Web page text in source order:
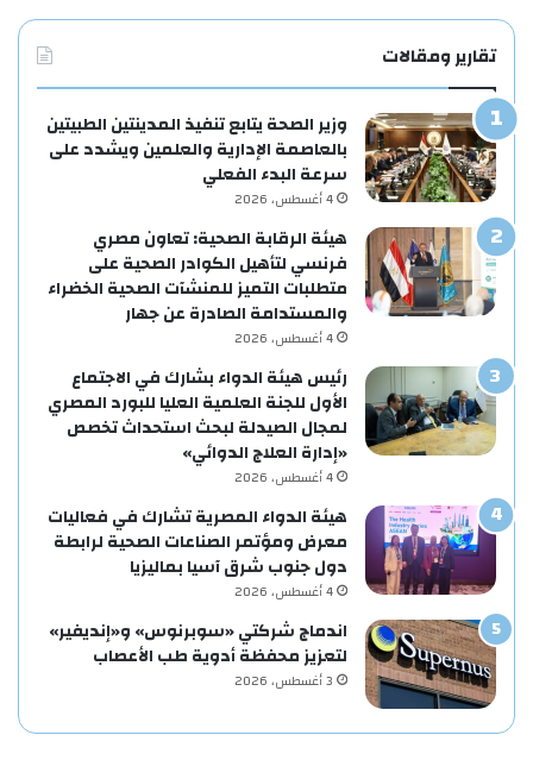
تقارير ومقالات
وزير الصحة يتابع تنفيذ المدينتين الطبيتين
بالعاصمة الإدارية والعلمين ويشدد على
سرعة البدء الفعلي
4 أغسطس، 2026
هيئة الرقابة الصحية: تعاون مصري
فرنسي لتأهيل الكوادر الصحية على
متطلبات التميز للمنشآت الصحية الخضراء
والمستدامة الصادرة عن جهار
4 أغسطس، 2026
رئيس هيئة الدواء بشارك في الاجتماع
الأول للجنة العلمية العليا للبورد المصري
لمجال الصيدلة لبحث استحداث تخصص
«إدارة العلاج الدوائي»
4 أغسطس، 2026
هيئة الدواء المصرية تشارك في فعاليات
معرض ومؤتمر الصناعات الصحية لرابطة
دول جنوب شرق آسيا بماليزيا
4 أغسطس، 2026
اندماج شركتي «سوبرنوس» و«إنديفير»
لتعزيز محفظة أدوية طب الأعصاب
3 أغسطس، 2026